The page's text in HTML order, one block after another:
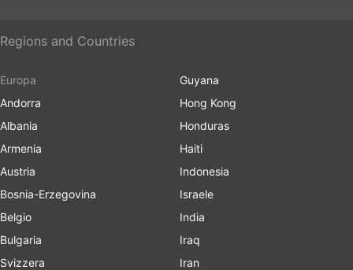
Regions and Countries
Europa
Andorra
Albania
Armenia
Austria
Bosnia-Erzegovina
Belgio
Bulgaria
Svizzera
Guyana
Hong Kong
Honduras
Haiti
Indonesia
Israele
India
Iraq
Iran